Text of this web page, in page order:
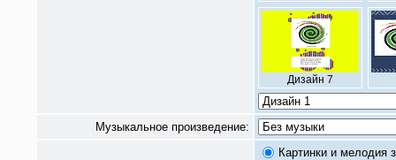
Дизайн 7
Музыкальное произведение:
Картинки и мелодия